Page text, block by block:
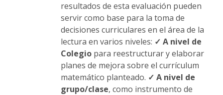
resultados de esta evaluación pueden
servir como base para la toma de
decisiones curriculares en el área de la
lectura en varios niveles: ✓ A nivel de
Colegiopara reestructurar y elaborar
planes de mejora sobre el currículum
matemático planteado. ✓ A nivel de
grupo/clase, como instrumento de